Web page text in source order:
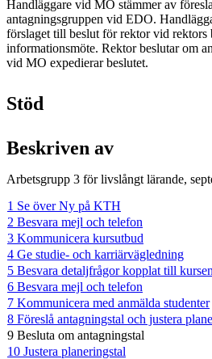
Handläggare vid MO stämmer av
antagningsgruppen vid EDO.
förslaget till beslut för rektor vid rektors
informationsmöte. Rektor beslutar om
vid MO expedierar beslutet.
Stöd
Beskriven av
Arbetsgrupp 3 för livslångt lärande,
1 Se över Ny på KTH
2 Besvara mejl och telefon
3 Kommunicera kursutbud
4 Ge studie- och karriärvägledning
5 Besvara detaljfrågor kopplat till kursen
6 Besvara mejl och telefon
7 Kommunicera med anmälda studenter
8 Föreslå antagningstal och justera
9 Besluta om antagningstal
10 Justera planeringstal